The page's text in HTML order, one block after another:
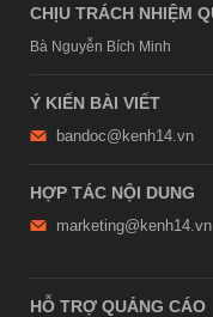
CHỊU TRÁCH NHIỆM
Bà Nguyễn Bích Minh
Ý KIẾN BÀI VIẾT
bandoc@kenh14.vn
HỢP TÁC NỘI DUNG
marketing@kenh14.vn
HỖ TRỢ QUẢNG CÁO